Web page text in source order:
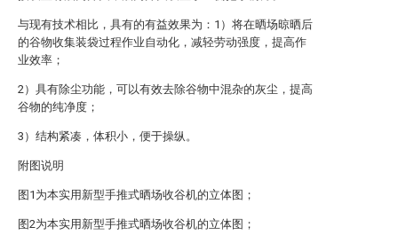
与现有技术相比，具有的有益效果为：1）将在晒场晾晒后
的谷物收集装袋过程作业自动化，减轻劳动强度，提高作
业效率；
2）具有除尘功能，可以有效去除谷物中混杂的灰尘，提高
谷物的纯净度；
3）结构紧凑，体积小，便于操纵。
附图说明
图1为本实用新型手推式晒场收谷机的立体图；
图2为本实用新型手推式晒场收谷机的立体图；